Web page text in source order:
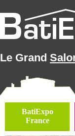
Le Grand
BatiExpo
France